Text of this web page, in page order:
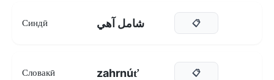
Синдӣ شامل آهي 📋
Словакӣ zahrnúť 📋